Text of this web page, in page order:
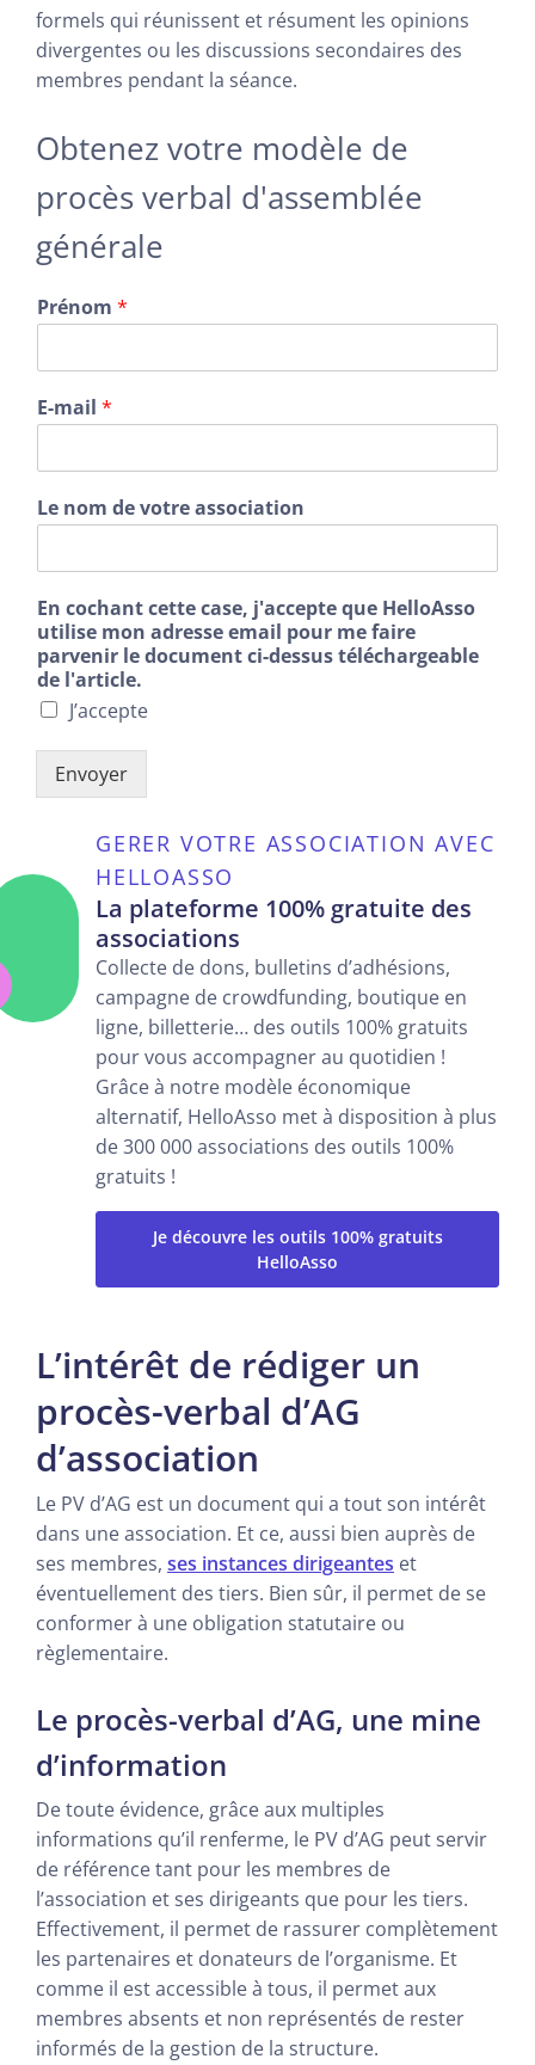
formels qui réunissent et résument les opinions
divergentes ou les discussions secondaires des
membres pendant la séance.
Obtenez votre modèle de
procès verbal d'assemblée
générale
Prénom *
E-mail *
Le nom de votre association
En cochant cette case, j'accepte que HelloAsso
utilise mon adresse email pour me faire
parvenir le document ci-dessus téléchargeable
de l'article.
J’accepte
Envoyer
GERER VOTRE ASSOCIATION AVEC
HELLOASSO
La plateforme 100% gratuite des
associations
Collecte de dons, bulletins d’adhésions,
campagne de crowdfunding, boutique en
ligne, billetterie… des outils 100% gratuits
pour vous accompagner au quotidien !
Grâce à notre modèle économique
alternatif, HelloAsso met à disposition à plus
de 300 000 associations des outils 100%
gratuits !
Je découvre les outils 100% gratuits
HelloAsso
L’intérêt de rédiger un
procès-verbal d’AG
d’association
Le PV d’AG est un document qui a tout son intérêt
dans une association. Et ce, aussi bien auprès de
ses membres, ses instances dirigeantes et
éventuellement des tiers. Bien sûr, il permet de se
conformer à une obligation statutaire ou
règlementaire.
Le procès-verbal d’AG, une mine
d’information
De toute évidence, grâce aux multiples
informations qu’il renferme, le PV d’AG peut servir
de référence tant pour les membres de
l’association et ses dirigeants que pour les tiers.
Effectivement, il permet de rassurer complètement
les partenaires et donateurs de l’organisme. Et
comme il est accessible à tous, il permet aux
membres absents et non représentés de rester
informés de la gestion de la structure.